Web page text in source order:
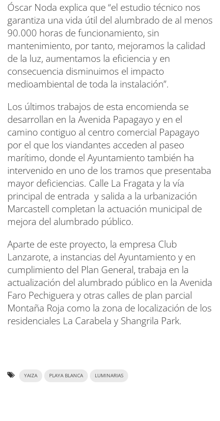
Óscar Noda explica que “el estudio técnico nos
garantiza una vida útil del alumbrado de al menos
90.000 horas de funcionamiento, sin
mantenimiento, por tanto, mejoramos la calidad
de la luz, aumentamos la eficiencia y en
consecuencia disminuimos el impacto
medioambiental de toda la instalación”.
Los últimos trabajos de esta encomienda se
desarrollan en la Avenida Papagayo y en el
camino contiguo al centro comercial Papagayo
por el que los viandantes acceden al paseo
marítimo, donde el Ayuntamiento también ha
intervenido en uno de los tramos que presentaba
mayor deficiencias. Calle La Fragata y la vía
principal de entrada y salida a la urbanización
Marcastell completan la actuación municipal de
mejora del alumbrado público.
Aparte de este proyecto, la empresa Club
Lanzarote, a instancias del Ayuntamiento y en
cumplimiento del Plan General, trabaja en la
actualización del alumbrado público en la Avenida
Faro Pechiguera y otras calles de plan parcial
Montaña Roja como la zona de localización de los
residenciales La Carabela y Shangrila Park.
YAIZA PLAYA BLANCA LUMINARIAS